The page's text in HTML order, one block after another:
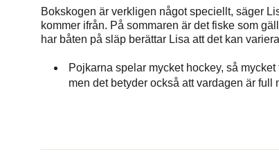
Bokskogen är verkligen något speciellt, säger
kommer ifrån. På sommaren är det fiske som
har båten på släp berättar Lisa att det kan
Pojkarna spelar mycket hockey, så
men det betyder också att vardagen är full